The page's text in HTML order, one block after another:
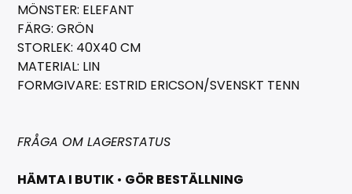
MÖNSTER: ELEFANT
FÄRG: GRÖN
STORLEK: 40X40 CM
MATERIAL: LIN
FORMGIVARE: ESTRID ERICSON/SVENSKT TENN
FRÅGA OM LAGERSTATUS
HÄMTA I BUTIK • GÖR BESTÄLLNING